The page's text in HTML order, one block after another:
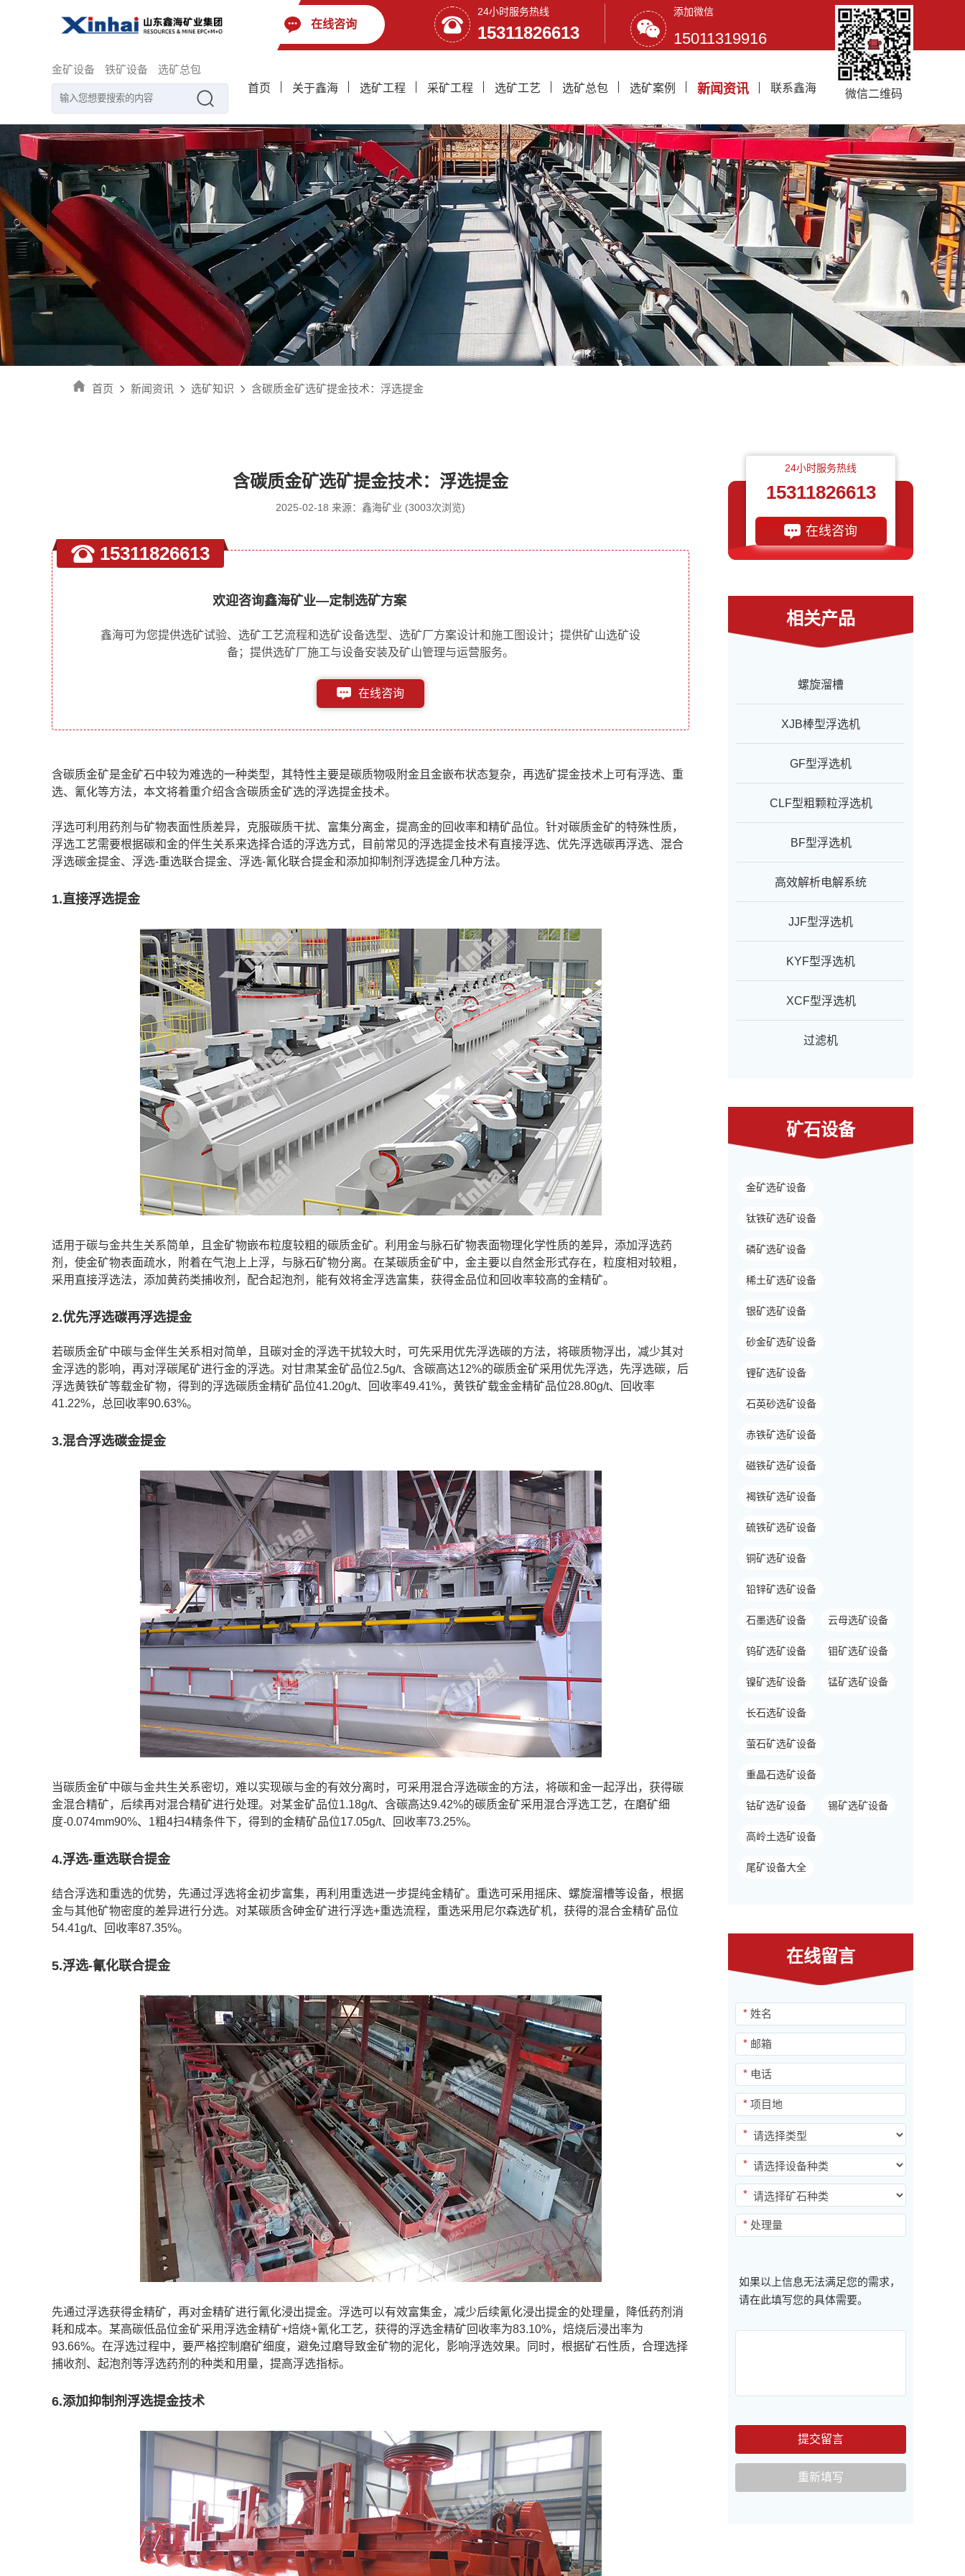
在线咨询
添加微信
15011319916
24小时服务热线
15311826613
微信二维码
金矿设备 铁矿设备
选矿总包
首页
关于鑫海 选矿工程 采矿工程 选矿工艺 选矿总包 选矿案例 新闻资讯 联系鑫海
首页 新闻资讯 选矿知识 含碳质金矿选矿提金技术：浮选提金
含碳质金矿选矿提金技术：浮选提金
2025-02-18 来源：鑫海矿业 (3003次浏览)
15311826613
欢迎咨询鑫海矿业—定制选矿方案
鑫海可为您提供选矿试验、选矿工艺流程和选矿设备选型、选矿厂方案设计和施工图设计；提供矿山选矿设
备；提供选矿厂施工与设备安装及矿山管理与运营服务。
在线咨询
含碳质金矿是金矿石中较为难选的一种类型，其特性主要是碳质物吸附金且金嵌布状态复杂，再选矿提金技术上可有浮选、重
选、氰化等方法，本文将着重介绍含含碳质金矿选的浮选提金技术。
浮选可利用药剂与矿物表面性质差异，克服碳质干扰、富集分离金，提高金的回收率和精矿品位。针对碳质金矿的特殊性质，
浮选工艺需要根据碳和金的伴生关系来选择合适的浮选方式，目前常见的浮选提金技术有直接浮选、优先浮选碳再浮选、混合
浮选碳金提金、浮选-重选联合提金、浮选-氰化联合提金和添加抑制剂浮选提金几种方法。
1.直接浮选提金
适用于碳与金共生关系简单，且金矿物嵌布粒度较粗的碳质金矿。利用金与脉石矿物表面物理化学性质的差异，添加浮选药
剂，使金矿物表面疏水，附着在气泡上上浮，与脉石矿物分离。在某碳质金矿中，金主要以自然金形式存在，粒度相对较粗，
采用直接浮选法，添加黄药类捕收剂，配合起泡剂，能有效将金浮选富集，获得金品位和回收率较高的金精矿。
2.优先浮选碳再浮选提金
若碳质金矿中碳与金伴生关系相对简单，且碳对金的浮选干扰较大时，可先采用优先浮选碳的方法，将碳质物浮出，减少其对
金浮选的影响，再对浮碳尾矿进行金的浮选。对甘肃某金矿品位2.5g/t、含碳高达12%的碳质金矿采用优先浮选，先浮选碳，后
浮选黄铁矿等载金矿物，得到的浮选碳质金精矿品位41.20g/t、回收率49.41%，黄铁矿载金金精矿品位28.80g/t、回收率
41.22%，总回收率90.63%。
3.混合浮选碳金提金
当碳质金矿中碳与金共生关系密切，难以实现碳与金的有效分离时，可采用混合浮选碳金的方法，将碳和金一起浮出，获得碳
金混合精矿，后续再对混合精矿进行处理。对某金矿品位1.18g/t、含碳高达9.42%的碳质金矿采用混合浮选工艺，在磨矿细
度-0.074mm90%、1粗4扫4精条件下，得到的金精矿品位17.05g/t、回收率73.25%。
4.浮选-重选联合提金
结合浮选和重选的优势，先通过浮选将金初步富集，再利用重选进一步提纯金精矿。重选可采用摇床、螺旋溜槽等设备，根据
金与其他矿物密度的差异进行分选。对某碳质含砷金矿进行浮选+重选流程，重选采用尼尔森选矿机，获得的混合金精矿品位
54.41g/t、回收率87.35%。
5.浮选-氰化联合提金
先通过浮选获得金精矿，再对金精矿进行氰化浸出提金。浮选可以有效富集金，减少后续氰化浸出提金的处理量，降低药剂消
耗和成本。某高碳低品位金矿采用浮选金精矿+焙烧+氰化工艺，获得的浮选金精矿回收率为83.10%，焙烧后浸出率为
93.66%。在浮选过程中，要严格控制磨矿细度，避免过磨导致金矿物的泥化，影响浮选效果。同时，根据矿石性质，合理选择
捕收剂、起泡剂等浮选药剂的种类和用量，提高浮选指标。
6.添加抑制剂浮选提金技术
24小时服务热线
15311826613
在线咨询
相关产品
螺旋溜槽
XJB棒型浮选机
GF型浮选机
CLF型粗颗粒浮选机
BF型浮选机
高效解析电解系统
JJF型浮选机
KYF型浮选机
XCF型浮选机
过滤机
矿石设备
金矿选矿设备
钛铁矿选矿设备
磷矿选矿设备
稀土矿选矿设备
银矿选矿设备
砂金矿选矿设备
锂矿选矿设备
石英砂选矿设备
赤铁矿选矿设备
磁铁矿选矿设备
褐铁矿选矿设备
硫铁矿选矿设备
铜矿选矿设备
铅锌矿选矿设备
石墨选矿设备 云母选矿设备
钨矿选矿设备 钼矿选矿设备
镍矿选矿设备 锰矿选矿设备
长石选矿设备
萤石矿选矿设备
重晶石选矿设备
钴矿选矿设备 锡矿选矿设备
高岭土选矿设备
尾矿设备大全
在线留言
*
*
*
*
*
*
*
*
如果以上信息无法满足您的需求，
请在此填写您的具体需要。